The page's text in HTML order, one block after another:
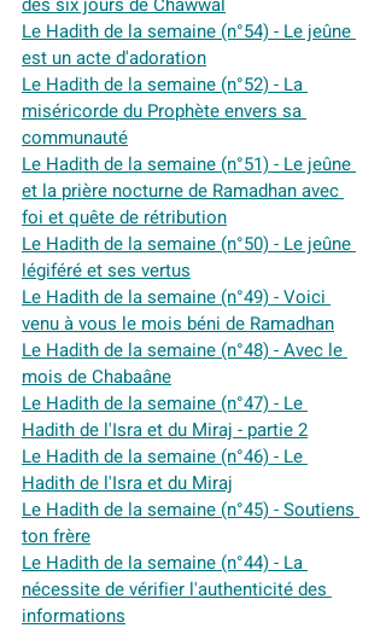
Le Hadith de la semaine (n°54) - Le jeûne
est un acte d'adoration
Le Hadith de la semaine (n°52) - La
miséricorde du Prophète envers sa
communauté
Le Hadith de la semaine (n°51) - Le jeûne
et la prière nocturne de Ramadhan avec
foi et quête de rétribution
Le Hadith de la semaine (n°50) - Le jeûne
légiféré et ses vertus
Le Hadith de la semaine (n°49) - Voici
venu à vous le mois béni de Ramadhan
Le Hadith de la semaine (n°48) - Avec le
mois de Chabaâne
Le Hadith de la semaine (n°47) - Le
Hadith de l'Isra et du Miraj - partie 2
Le Hadith de la semaine (n°46) - Le
Hadith de l'Isra et du Miraj
Le Hadith de la semaine (n°45) - Soutiens
ton frère
Le Hadith de la semaine (n°44) - La
nécessite de vérifier l'authenticité des
informations